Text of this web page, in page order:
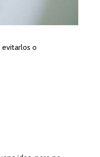
evitarlos o